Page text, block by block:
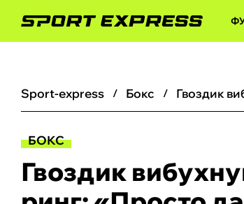
sport-express бокс
БОКС
Гвоздик